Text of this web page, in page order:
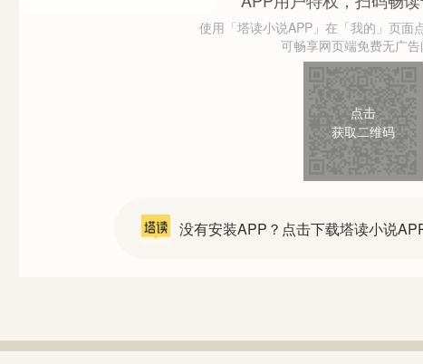
使用「塔读小说APP」在「我的」页面
可畅享网页端免费无广告
点击
获取二维码
没有安装APP？点击下载塔读小说